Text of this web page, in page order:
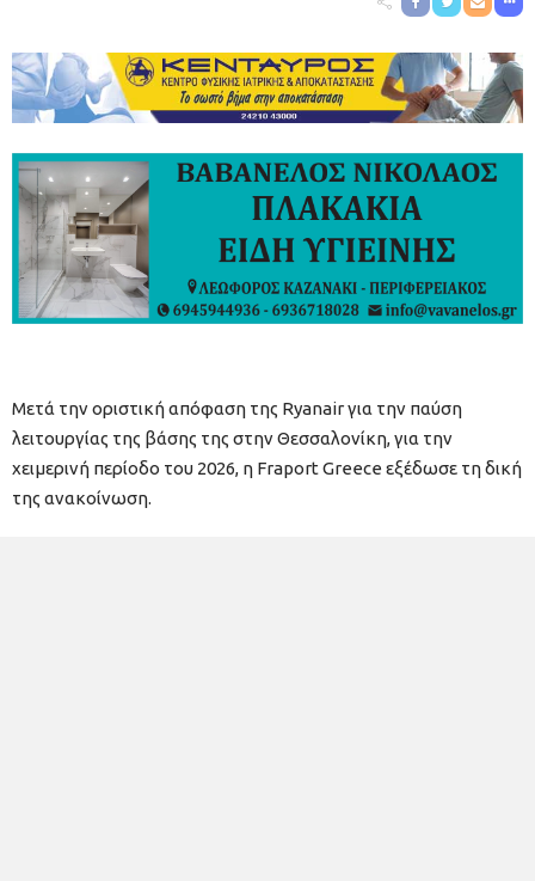
Μετά την οριστική απόφαση της Ryanair για την παύση
λειτουργίας της βάσης της στην Θεσσαλονίκη, για την
χειμερινή περίοδο του 2026, η Fraport Greece εξέδωσε τη δική
της ανακοίνωση.